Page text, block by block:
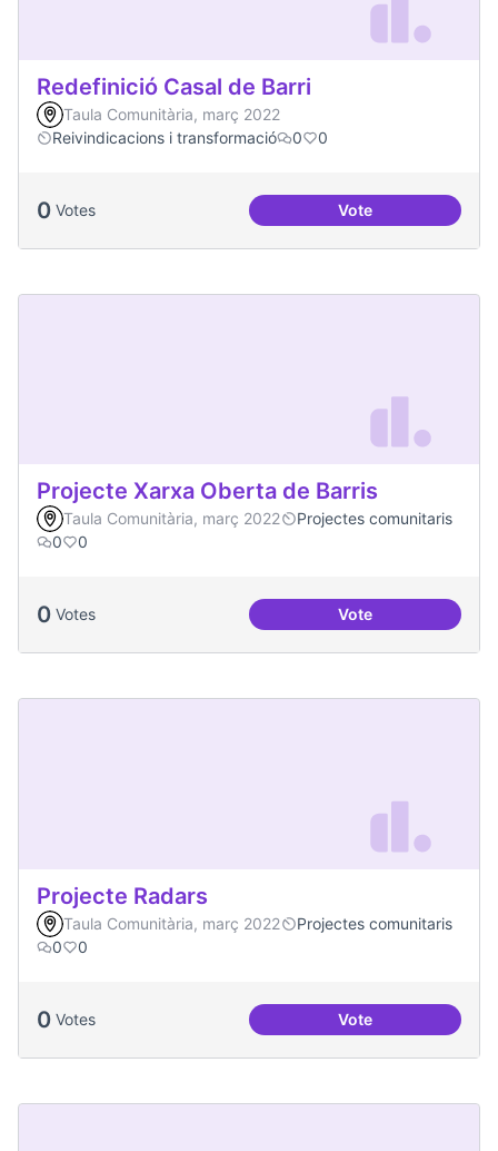
Redefinició Casal de Barri
Taula Comunitària, març 2022
Reivindicacions i transformació
0 0
0 Votes VoteRedefinició Casal
Projecte Xarxa Oberta de Barris
Taula Comunitària, març 2022
Projectes comunitaris
0
0
0 Votes VoteProjecte Xarxa
Projecte Radars
Taula Comunitària, març 2022
Projectes comunitaris
0
0
0 Votes VoteProjecte Radars